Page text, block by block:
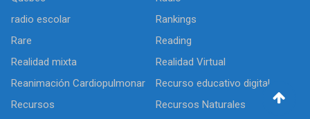
radio escolar
Rankings
Rare
Reading
Realidad mixta
Realidad Virtual
Reanimación Cardiopulmonar
Recurso educativo digital
Recursos
Recursos Naturales